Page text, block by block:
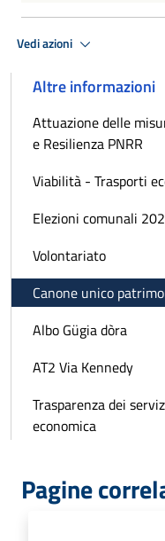
Vedi azioni
Altre informazioni
Attuazione delle
e Resilienza PNRR
Viabilità - Trasporti
Elezioni comunali
Volontariato
Canone unico
Albo Gügia dòra
AT2 Via Kennedy
Trasparenza dei
economica
Pagine